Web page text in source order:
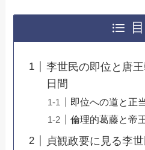
李世民の即位と唐
日間
即位への道と正
倫理的葛藤と帝
貞観政要に見る李